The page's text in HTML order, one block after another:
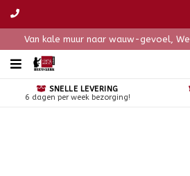
Van kale muur naar wauw-gevoel,
SNELLE LEVERING
6 dagen per week bezorging!